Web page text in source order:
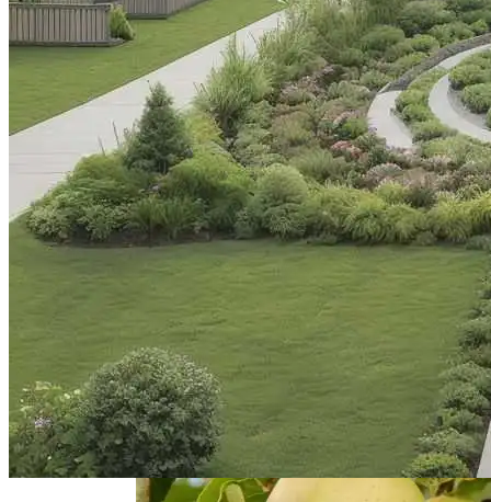
Монтаж Встроенных Шкафов От
Замера До Установки
Как Выбрать Однолетники Устойчивые
К Засухе Для Вашего Сада
Проектирование И Расположение
Инженерных Сетей
Жемчужина Абхазии — Пицунда
Советы По Выращиванию Малины:
Выбор Сорта И Уход За Кустарниками